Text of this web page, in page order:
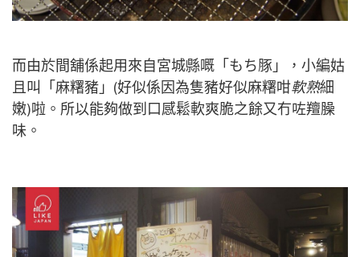
而由於間舖係起用來自宮城縣嘅「もち豚」，小編姑
且叫「麻糬豬」(好似係因為隻豬好似麻糬咁軟熟細
嫩)啦。所以能夠做到口感鬆軟爽脆之餘又冇咗羶臊
味。